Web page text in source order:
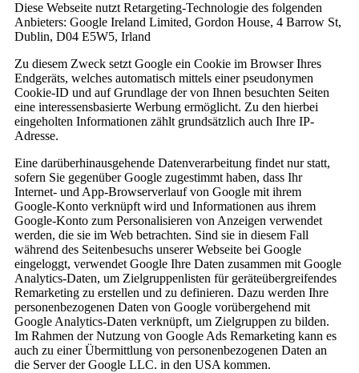
Diese Webseite nutzt Retargeting-Technologie des folgenden
Anbieters: Google Ireland Limited, Gordon House, 4 Barrow St,
Dublin, D04 E5W5, Irland
Zu diesem Zweck setzt Google ein Cookie im Browser Ihres
Endgeräts, welches automatisch mittels einer pseudonymen
Cookie-ID und auf Grundlage der von Ihnen besuchten Seiten
eine interessensbasierte Werbung ermöglicht. Zu den hierbei
eingeholten Informationen zählt grundsätzlich auch Ihre IP-
Adresse.
Eine darüberhinausgehende Datenverarbeitung findet nur statt,
sofern Sie gegenüber Google zugestimmt haben, dass Ihr
Internet- und App-Browserverlauf von Google mit ihrem
Google-Konto verknüpft wird und Informationen aus ihrem
Google-Konto zum Personalisieren von Anzeigen verwendet
werden, die sie im Web betrachten. Sind sie in diesem Fall
während des Seitenbesuchs unserer Webseite bei Google
eingeloggt, verwendet Google Ihre Daten zusammen mit Google
Analytics-Daten, um Zielgruppenlisten für geräteübergreifendes
Remarketing zu erstellen und zu definieren. Dazu werden Ihre
personenbezogenen Daten von Google vorübergehend mit
Google Analytics-Daten verknüpft, um Zielgruppen zu bilden.
Im Rahmen der Nutzung von Google Ads Remarketing kann es
auch zu einer Übermittlung von personenbezogenen Daten an
die Server der Google LLC. in den USA kommen.